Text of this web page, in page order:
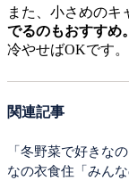
また、小さめのキ
でるのもおすすめ。
冷やせばOKです
関連記事
「冬野菜で好きな
なの衣食住「みん